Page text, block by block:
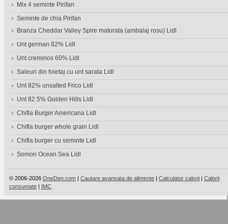
Mix 4 seminte Pirifan
Seminte de chia Pirifan
Branza Cheddar Valley Spire maturata (ambalaj rosu) Lidl
Unt german 82% Lidl
Unt creminos 60% Lidl
Saleuri din foietaj cu unt sarata Lidl
Unt 82% unsalted Frico Lidl
Unt 82.5% Golden Hills Lidl
Chifla Burger Americana Lidl
Chifla burger whole grain Lidl
Chifla burger cu seminte Lidl
Somon Ocean Sea Lidl
© 2006-2026 OneDen.com | Cautare avansata de alimente | Calculator calorii | Calorii
consumate | IMC